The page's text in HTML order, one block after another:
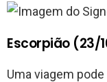
Escorpião (23/
Uma viagem